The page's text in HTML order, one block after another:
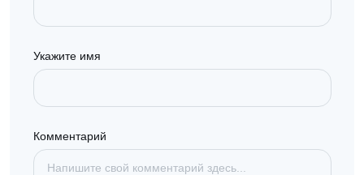
Укажите имя
Комментарий